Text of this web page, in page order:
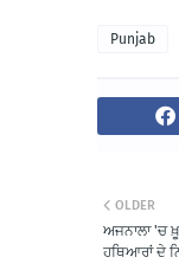
Punjab
OLDER
ਅਜਨਾਲਾ 'ਚ
ਹਥਿਆਰਾਂ ਦੇ